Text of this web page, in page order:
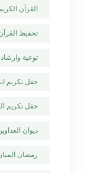
القرآن
تحفيظ
توعية وارشاد
حفل تكريم
حفل تكريم
ديوان
رمضان